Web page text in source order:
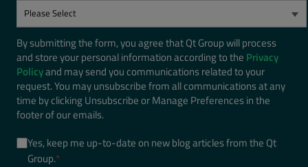
By submitting the form, you agree that Qt Group will process
and store your personal information according to the Privacy
Policyand may send you communications related to your
request. You may unsubscribe from all communications at any
time by clicking Unsubscribe or Manage Preferences in the
footer of our emails.
Yes, keep me up-to-date on new blog articles from the Qt
Group.*